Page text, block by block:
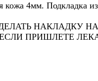
кожа 4мм. Подкладка
НАКЛАДКУ
ПРИШЛЕТЕ